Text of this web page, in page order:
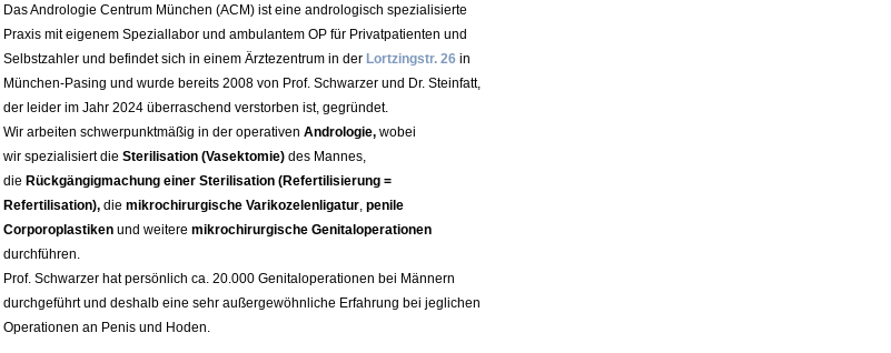
Das Andrologie Centrum München (ACM) ist eine andrologisch spezialisierte
Praxis mit eigenem Speziallabor und ambulantem OP für Privatpatienten und
Selbstzahler und befindet sich in einem Ärztezentrum in der Lortzingstr. 26 in
München-Pasing und wurde bereits 2008 von Prof. Schwarzer und Dr. Steinfatt,
der leider im Jahr 2024 überraschend verstorben ist, gegründet.
Wir arbeiten schwerpunktmäßig in der operativen Andrologie,wobei
wir spezialisiert die Sterilisation (Vasektomie)des Mannes,
die Rückgängigmachung einer Sterilisation (Refertilisierung =
Refertilisation),die mikrochirurgische Varikozelenligatur, penile
Corporoplastikenund weitere mikrochirurgische Genitaloperationen
durchführen.
Prof. Schwarzer hat persönlich ca. 20.000 Genitaloperationen bei Männern
durchgeführt und deshalb eine sehr außergewöhnliche Erfahrung bei jeglichen
Operationen an Penis und Hoden.